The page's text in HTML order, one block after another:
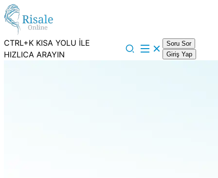
CTRL+K KISA YOLU İLE
HIZLICA ARAYIN
Soru Sor
Giriş Yap